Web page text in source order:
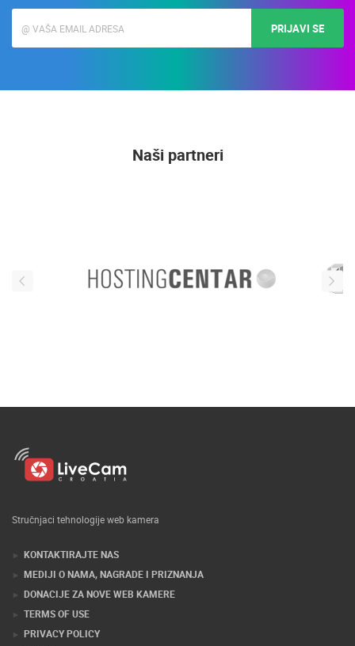
PRIJAVI SE
Naši partneri
Stručnjaci tehnologije web kamera
KONTAKTIRAJTE NAS
MEDIJI O NAMA, NAGRADE I PRIZNANJA
DONACIJE ZA NOVE WEB KAMERE
TERMS OF USE
PRIVACY POLICY